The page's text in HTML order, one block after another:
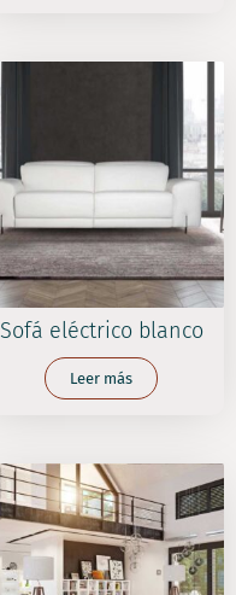
Sofá eléctrico blanco
Leer más